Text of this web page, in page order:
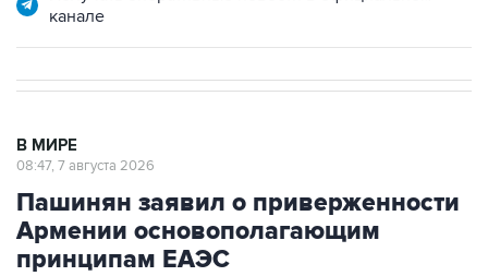
канале
В МИРЕ
08:47, 7 августа 2026
Пашинян заявил о приверженности
Армении основополагающим
принципам ЕАЭС